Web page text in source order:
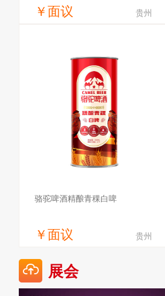
￥面议 贵州
洛阳御液酒业有限公司
骆驼啤酒精酿青稞白啤
￥面议 贵州
骆驼啤酒（安徽）有限责任公司
展会